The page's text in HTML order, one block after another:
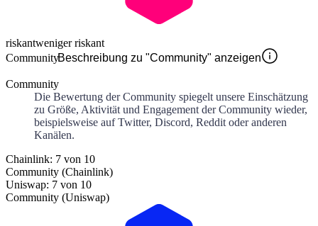
riskantweniger riskant
CommunityBeschreibung zu "Community" anzeigen
Community
Die Bewertung der Community spiegelt unsere Einschätzung
zu Größe, Aktivität und Engagement der Community wieder,
beispielsweise auf Twitter, Discord, Reddit oder anderen
Kanälen.
Chainlink: 7 von 10
Community (Chainlink)
Uniswap: 7 von 10
Community (Uniswap)